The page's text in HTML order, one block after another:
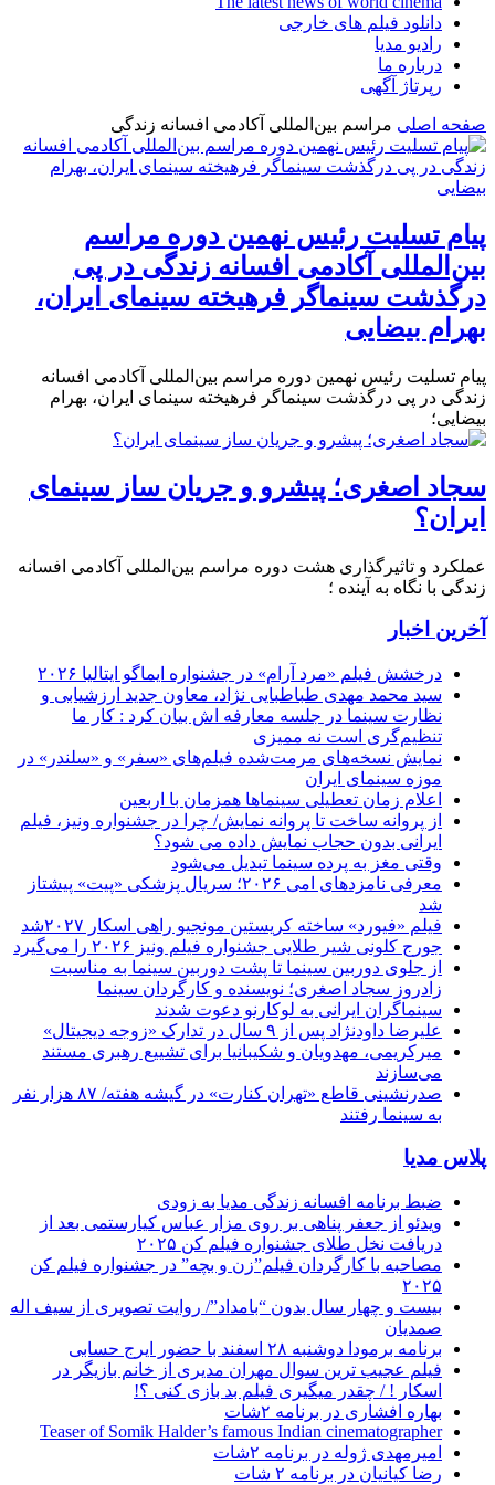
دانلود فیلم های خارجی
رادیو مدیا
درباره ما
رپرتاژ آگهی
صفحه اصلی مراسم بین‌المللی آکادمی افسانه زندگی
پیام تسلیت رئیس نهمین دوره مراسم
بین‌المللی آکادمی افسانه زندگی در پی
درگذشت سینماگر فرهیخته سینمای ایران،
بهرام بیضایی
پیام تسلیت رئیس نهمین دوره مراسم بین‌المللی آکادمی افسانه
زندگی در پی درگذشت سینماگر فرهیخته سینمای ایران، بهرام
بیضایی؛
سجاد اصغری؛ پیشرو و جریان ساز سینمای
ایران؟
عملکرد و تاثیرگذاری هشت دوره مراسم بین‌المللی آکادمی افسانه
زندگی با نگاه به آینده ؛
آخرین اخبار
درخشش فیلم «مرد آرام» در جشنواره ایماگو ایتالیا ۲۰۲۶
سید محمد مهدی طباطبایی نژاد، معاون جدید ارزشیابی و
نظارت سینما در جلسه معارفه اش بیان کرد : کار ما
تنظیم‌گری است نه ممیزی
نمایش نسخه‌های مرمت‌شده فیلم‌های «سفر» و «سلندر» در
موزه سینمای ایران
اعلام زمان تعطیلی سینماها همزمان با اربعین
از پروانه ساخت تا پروانه نمایش/ چرا در جشنواره ونیز، فیلم
ایرانی بدون حجاب نمایش داده می شود؟
وقتی مغز به پرده سینما تبدیل می‌شود
معرفی نامزدهای امی ۲۰۲۶؛ سریال پزشکی «پیت» پیشتاز
شد
فیلم «فیورد» ساخته کریستین مونجیو راهی اسکار ۲۰۲۷شد
جورج کلونی شیر طلایی جشنواره فیلم ونیز ۲۰۲۶ را می‌گیرد
از جلوی دوربین سینما تا پشت دوربین سینما به مناسبت
زادروز سجاد اصغری؛ نویسنده و کارگردان سینما
سینماگران ایرانی به لوکارنو دعوت شدند
علیرضا داودنژاد پس از ۹ سال در تدارک «زوجه دیجیتال»
میرکریمی، مهدویان و شکیبانیا برای تشییع رهبری مستند
می‌سازند
صدرنشینی قاطع «تهران کنارت» در گیشه هفته/ ۸۷ هزار نفر
به سینما رفتند
پلاس مدیا
ضبط برنامه افسانه زندگی مدیا به زودی
ویدئو از جعفر پناهی بر روی مزار عباس کیارستمی بعد از
دریافت نخل طلای جشنواره فیلم کن ۲۰۲۵
مصاحبه با کارگردان فیلم”زن و بچه” در جشنواره فیلم کن
۲۰۲۵
بیست و چهار سال بدون “بامداد”/ روایت تصویری از سیف اله
صمدیان
برنامه برمودا دوشنبه ۲۸ اسفند با حضور ایرج حسابی
فیلم عجیب ترین سوال مهران مدیری از خانم بازیگر در
اسکار ! / چقدر میگیری فیلم بد بازی کنی ؟!
بهاره افشاری در برنامه ۲شات
Teaser of Somik Halder’s famous Indian cinematographer
امیرمهدی ژوله در برنامه ۲شات
رضا کیانیان در برنامه ۲ شات